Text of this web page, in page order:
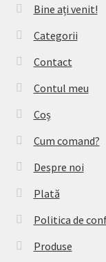
Bine ați venit!
Categorii
Contact
Contul meu
Coș
Cum comand?
Despre noi
Plată
Politica de
Produse